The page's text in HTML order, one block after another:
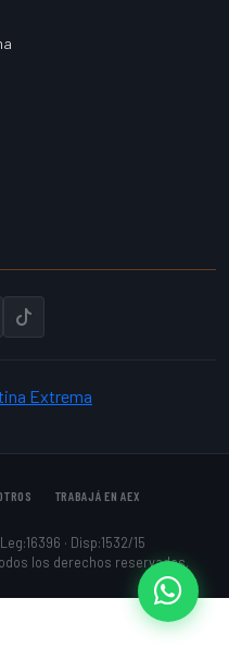
TRABAJÁ EN AEX
Leg:16396 · Disp:1532/15
los derechos reservados.